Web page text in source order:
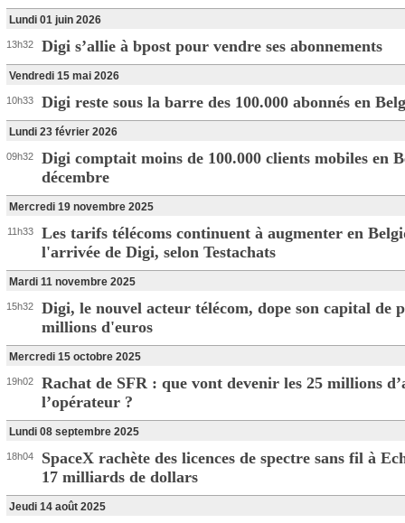
Lundi 01 juin 2026
13h32 Digi s’allie à bpost pour vendre ses abonnements
Vendredi 15 mai 2026
10h33 Digi reste sous la barre des 100.000 abonnés en
Lundi 23 février 2026
09h32
Digi comptait moins de 100.000 clients mobiles en
décembre
Mercredi 19 novembre 2025
11h33
Les tarifs télécoms continuent à augmenter en
l'arrivée de Digi, selon Testachats
Mardi 11 novembre 2025
15h32
Digi, le nouvel acteur télécom, dope son capital de
millions d'euros
Mercredi 15 octobre 2025
19h02
Rachat de SFR : que vont devenir les 25 millions
l’opérateur ?
Lundi 08 septembre 2025
18h04
SpaceX rachète des licences de spectre sans fil à
17 milliards de dollars
Jeudi 14 août 2025